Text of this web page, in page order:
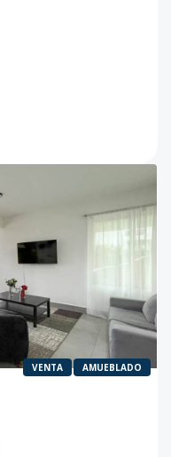
VENTA AMUEBLADO